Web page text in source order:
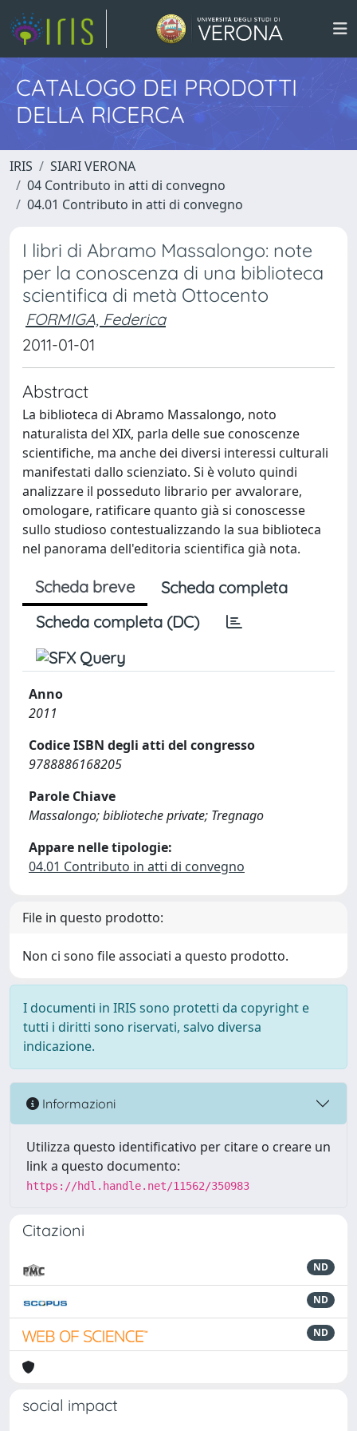
CATALOGO DEI PRODOTTI
DELLA RICERCA
IRIS
SIARI VERONA
04 Contributo in atti di convegno
04.01 Contributo in atti di convegno
I libri di Abramo Massalongo: note
per la conoscenza di una biblioteca
scientifica di metà Ottocento
FORMIGA, Federica
2011-01-01
Abstract
La biblioteca di Abramo Massalongo, noto
naturalista del XIX, parla delle sue conoscenze
scientifiche, ma anche dei diversi interessi culturali
manifestati dallo scienziato. Si è voluto quindi
analizzare il posseduto librario per avvalorare,
omologare, ratificare quanto già si conoscesse
sullo studioso contestualizzando la sua biblioteca
nel panorama dell'editoria scientifica già nota.
Scheda breve
Scheda completa
Scheda completa (DC)
Anno
2011
Codice ISBN degli atti del congresso
9788886168205
Parole Chiave
Massalongo; biblioteche private; Tregnago
Appare nelle tipologie:
04.01 Contributo in atti di convegno
File in questo prodotto:
Non ci sono file associati a questo prodotto.
I documenti in IRIS sono protetti da copyright e
tutti i diritti sono riservati, salvo diversa
indicazione.
Informazioni
Utilizza questo identificativo per citare o creare un
link a questo documento:
https://hdl.handle.net/11562/350983
Citazioni
ND
ND
ND
social impact